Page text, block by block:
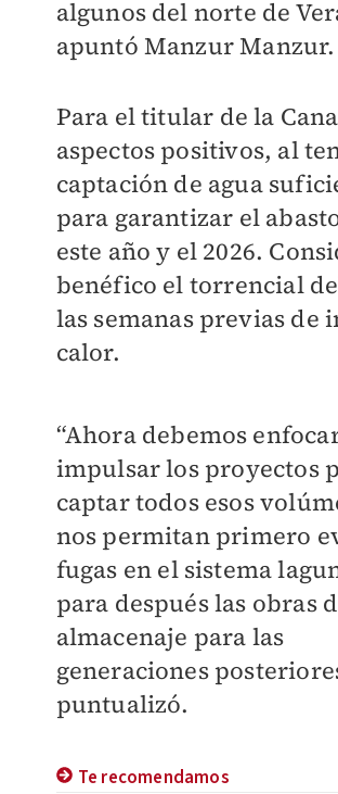
algunos del norte de
apuntó Manzur Manzur.
Para el titular de la
aspectos positivos, al
captación de agua
para garantizar el
este año y el 2026.
benéfico el torrencial
las semanas previas de
calor.
“Ahora debemos
impulsar los proyectos
captar todos esos
nos permitan primero
fugas en el sistema
para después las obras
almacenaje para las
generaciones
puntualizó.
Te recomendamos